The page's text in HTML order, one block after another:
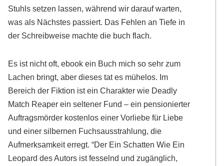
Stuhls setzen lassen, während wir darauf warten,
was als Nächstes passiert. Das Fehlen an Tiefe in
der Schreibweise machte die buch flach.
Es ist nicht oft, ebook ein Buch mich so sehr zum
Lachen bringt, aber dieses tat es mühelos. Im
Bereich der Fiktion ist ein Charakter wie Deadly
Match Reaper ein seltener Fund – ein pensionierter
Auftragsmörder kostenlos einer Vorliebe für Liebe
und einer silbernen Fuchsausstrahlung, die
Aufmerksamkeit erregt. “Der Ein Schatten Wie Ein
Leopard des Autors ist fesselnd und zugänglich,